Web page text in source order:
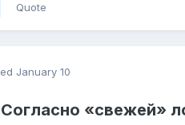
Quote
January 10
Согласно «свежей»